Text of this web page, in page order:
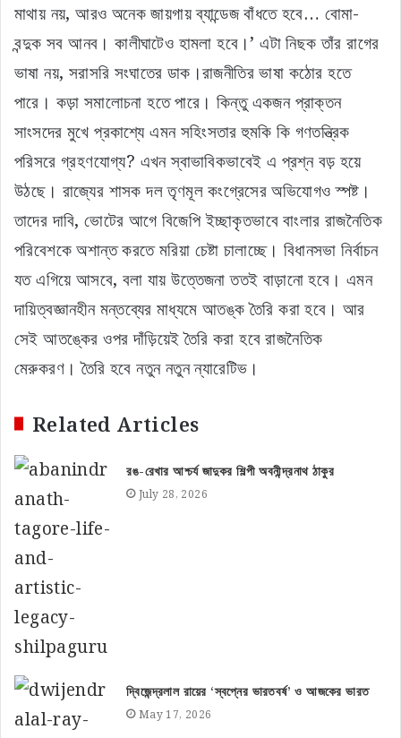
মাথায় নয়, আরও অনেক জায়গায় ব্যান্ডেজ বাঁধতে হবে… বোমা-
বন্দুক সব আনব। কালীঘাটেও হামলা হবে।’ এটা নিছক তাঁর রাগের
ভাষা নয়, সরাসরি সংঘাতের ডাক।রাজনীতির ভাষা কঠোর হতে
পারে। কড়া সমালোচনা হতে পারে। কিন্তু একজন প্রাক্তন
সাংসদের মুখে প্রকাশ্যে এমন সহিংসতার হুমকি কি গণতন্ত্রিক
পরিসরে গ্রহণযোগ্য? এখন স্বাভাবিকভাবেই এ প্রশ্ন বড় হয়ে
উঠছে। রাজ্যের শাসক দল তৃণমূল কংগ্রেসের অভিযোগও স্পষ্ট।
তাদের দাবি, ভোটের আগে বিজেপি ইচ্ছাকৃতভাবে বাংলার রাজনৈতিক
পরিবেশকে অশান্ত করতে মরিয়া চেষ্টা চালাচ্ছে। বিধানসভা নির্বাচন
যত এগিয়ে আসবে, বলা যায় উত্তেজনা ততই বাড়ানো হবে। এমন
দায়িত্বজ্ঞানহীন মন্তব্যের মাধ্যমে আতঙ্ক তৈরি করা হবে। আর
সেই আতঙ্কের ওপর দাঁড়িয়েই তৈরি করা হবে রাজনৈতিক
মেরুকরণ। তৈরি হবে নতুন নতুন ন্যারেটিভ।
Related Articles
রঙ-রেখার আশ্চর্য জাদুকর শিল্পী অবনীন্দ্রনাথ ঠাকুর
July 28, 2026
দ্বিজেন্দ্রলাল রায়ের ‘স্বপ্নের ভারতবর্ষ’ ও আজকের ভারত
May 17, 2026